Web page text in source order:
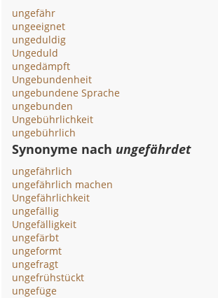
ungefähr
ungeeignet
ungeduldig
Ungeduld
ungedämpft
Ungebundenheit
ungebundene Sprache
ungebunden
Ungebührlichkeit
ungebührlich
Synonyme nach ungefährdet
ungefährlich
ungefährlich machen
Ungefährlichkeit
ungefällig
Ungefälligkeit
ungefärbt
ungeformt
ungefragt
ungefrühstückt
ungefüge